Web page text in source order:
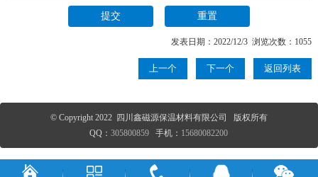
发表日期：2022/12/3 浏览次数：1055
上一个 下一个 返回列表
© Copyright 2022 四川鑫磁源保温材料有限公司 版权所有
QQ：305800859 手机： 15680082200